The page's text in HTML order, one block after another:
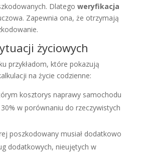
Dlatego weryfikacja
Zapewnia ona, że otrzymają
życiowych
przykładom, które pokazują
na życie codzienne:
kosztorys naprawy samochodu
w porównaniu do rzeczywistych
poszkodowany musiał dodatkowo
dodatkowych, nieujętych w